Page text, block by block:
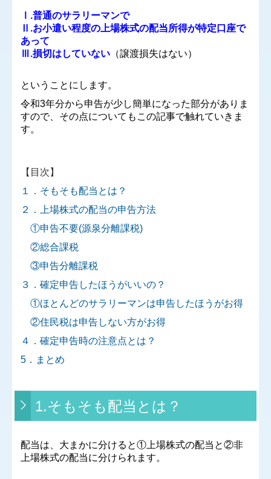
事務所訪問会
代表メッセージ
社員からのメッセージ
キャリアプランについて
お客様の声
Ⅰ.普通のサラリーマンで
Ⅱ.お小遣い程度の上場株式の配当所得が特定口座で
あって
Ⅲ.損切はしていない （譲渡損失はない）
ということにします。
令和3年分から申告が少し簡単になった部分がありま
すので、その点についてもこの記事で触れていきま
す。
【目次】
１． そもそも配当とは？
２．
上場株式の配当の申告方法
①申告不要(源泉分離課税)
②総合課税
③申告分離課税
３．確定申告したほうがいいの ？
①ほとんどのサラリーマンは申告したほうがお得
②住民税は申告しない方がお得
４．確定申告時の注意点とは？
5． まとめ
1.そもそも配当とは？
配当は、大まかに分けると①上場株式の配当と②非
上場株式の配当に分けられます。